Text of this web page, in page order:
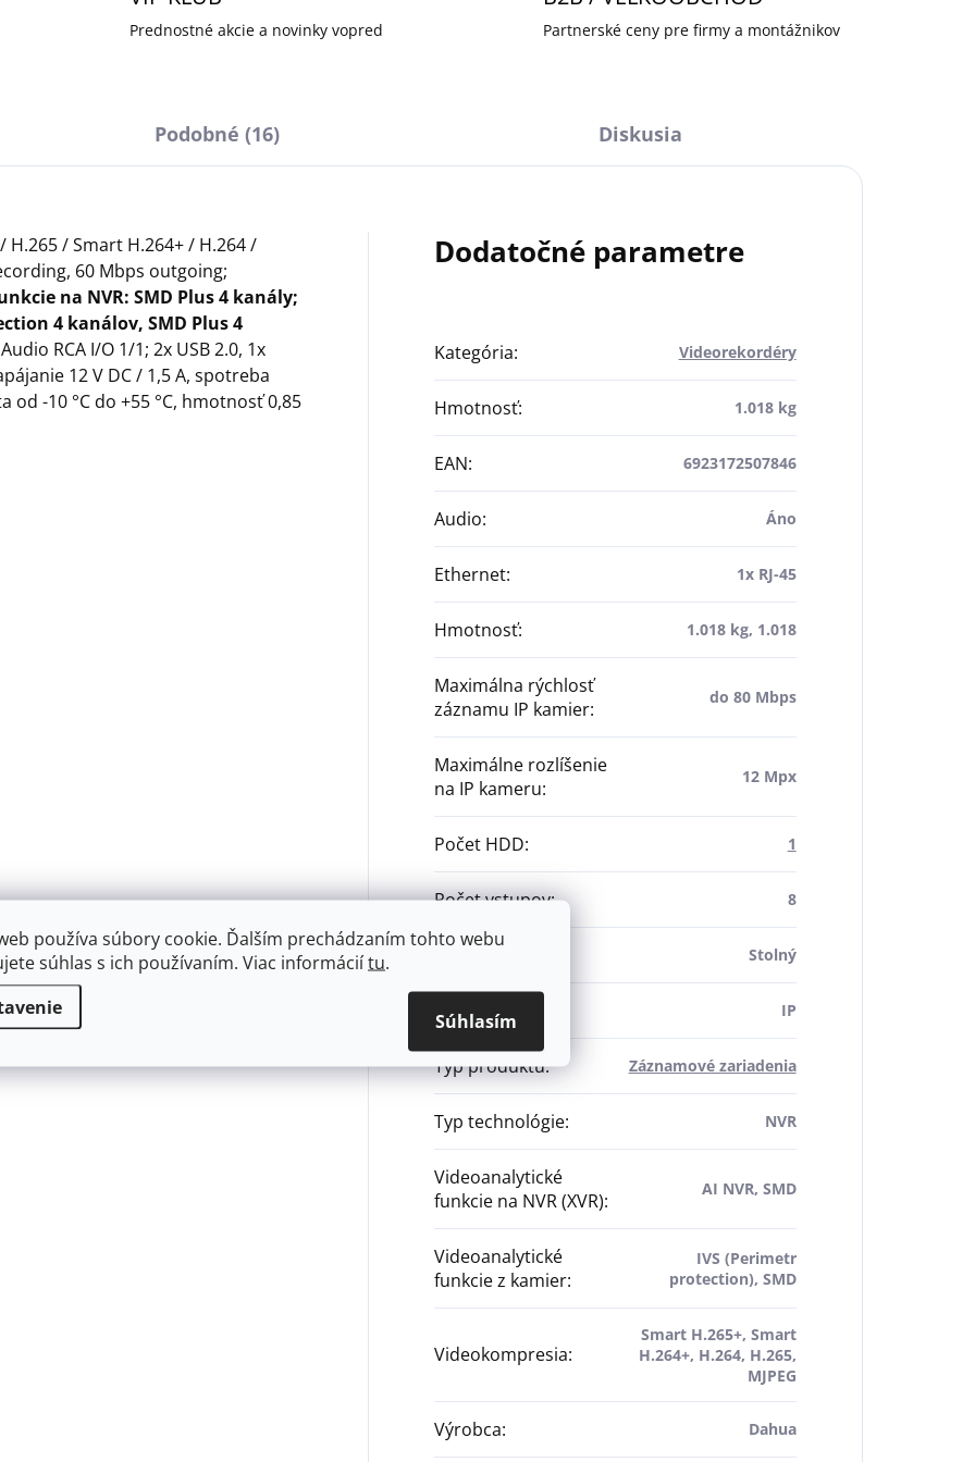
používa súbory cookie. Ďalším prechádzaním tohto webu
súhlas s ich používaním. Viac informáciítu.
Súhlasím
Prednostné akcie a novinky vopred Partnerské ceny pre firmy a montážnikov
Podobné (16) Diskusia
H.265 / Smart H.264+ / H.264 /
60 Mbps outgoing;
na NVR: SMD Plus 4 kanály;
4 kanálov, SMD Plus 4
RCA I/O 1/1; 2x USB 2.0, 1x
12 V DC / 1,5 A, spotreba
od -10 °C do +55 °C, hmotnosť 0,85
Dodatočné parametre
Kategória: Videorekordéry
Hmotnosť: 1.018 kg
EAN: 6923172507846
Audio: Áno
Ethernet: 1x RJ-45
Hmotnosť: 1.018 kg, 1.018
Maximálna rýchlosť
záznamu IP kamier:
do 80 Mbps
Maximálne rozlíšenie
na IP kameru:
12 Mpx
Počet HDD: 1
Počet vstupov: 8
Stolný
Typ IP
Typ produktu: Záznamové zariadenia
Typ technológie: NVR
Videoanalytické
funkcie na NVR (XVR):
AI NVR, SMD
Videoanalytické
funkcie z kamier:
IVS (Perimetr
protection), SMD
Videokompresia:
Smart H.265+, Smart
H.264+, H.264, H.265,
MJPEG
Výrobca: Dahua